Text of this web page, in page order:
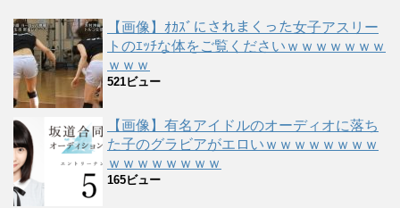
【画像】ｵｶｽﾞにされまくった女子アスリー
トのｴｯﾁな体をご覧くださいｗｗｗｗｗｗｗ
ｗｗｗ
521ビュー
【画像】有名アイドルのオーディオに落ち
た子のグラビアがエロいｗｗｗｗｗｗｗｗ
ｗｗｗｗｗｗｗｗ
165ビュー